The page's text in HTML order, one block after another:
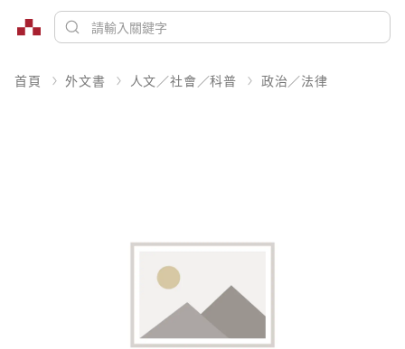
首頁 外文書 人文／社會／科普 政治／法律